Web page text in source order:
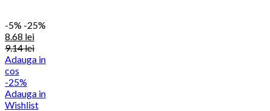
-5% -25%
8.68 lei
9.14lei
Adauga in
cos
-25%
Adauga in
Wishlist